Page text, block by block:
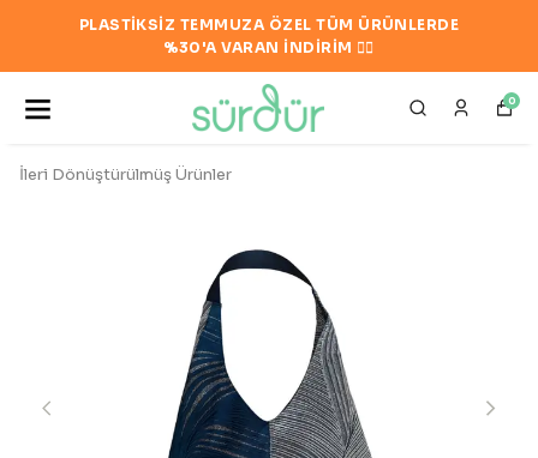
TEK PAKETTE PLASTİKSİZ GÖNDERİM. 24
SAAT İÇİNDE KARGODA!📦
0
İleri Dönüştürülmüş Ürünler